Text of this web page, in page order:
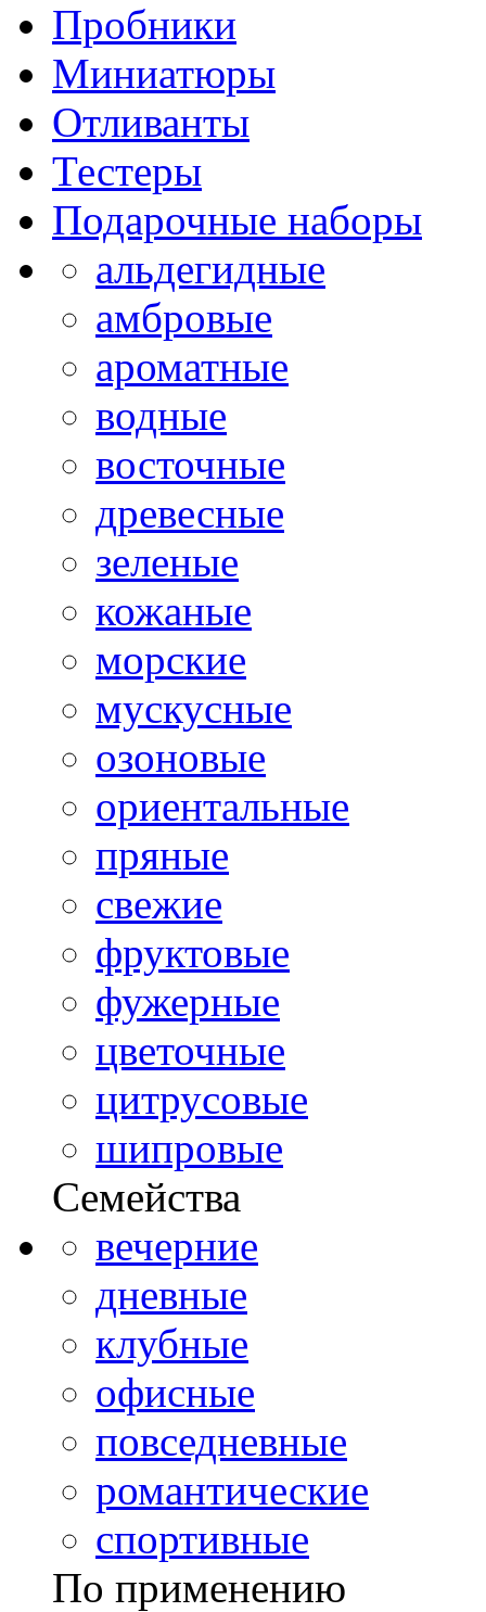
Пробники
Миниатюры
Отливанты
Тестеры
Подарочные наборы
альдегидные
амбровые
ароматные
водные
восточные
древесные
зеленые
кожаные
морские
мускусные
озоновые
ориентальные
пряные
свежие
фруктовые
фужерные
цветочные
цитрусовые
шипровые
Семейства
вечерние
дневные
клубные
офисные
повседневные
романтические
спортивные
По применению